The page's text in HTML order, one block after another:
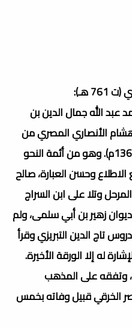
هـ):
عبد الله جمال الدين بن
الأنصاري المصري من
(708 هـ - 761 هـ) (1309م - 1360م). وهو من أئمة النحو
وحسن العبارة، صالح
وتلا على ابن السراج
زهير بن أبي سلمى، ولم
تاج الدين التبريزي وقرأ
له إلا الورقة الأخيرة.
وتفقه على المذهب
الخرقي قبيل وفاته بخمس